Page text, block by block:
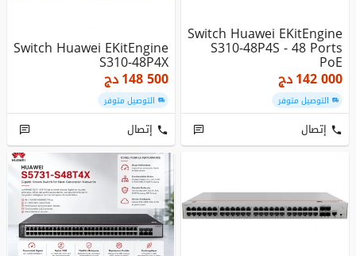
Switch Huawei EKitEngine
S310-48P4S - 48 Ports
PoE
142 000دج
التوصيل متوفر
إتصال
Switch Huawei EKitEngine
S310-48P4X
148 500دج
التوصيل متوفر
إتصال